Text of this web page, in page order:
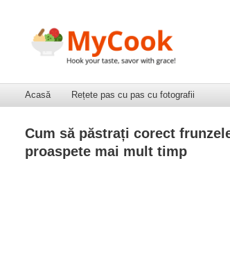
Acasă Rețete pas cu pas cu fotografii
Cum să păstrați corect
proaspete mai mult timp